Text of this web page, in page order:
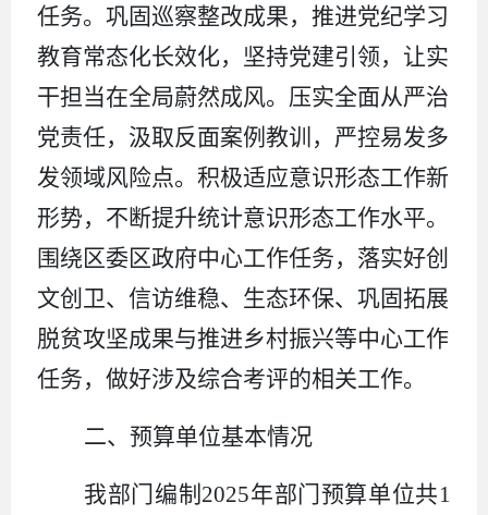
任务。巩固巡察整改成果，推进党纪学习
教育常态化长效化，坚持党建引领，让实
干担当在全局蔚然成风。压实全面从严治
党责任，汲取反面案例教训，严控易发多
发领域风险点。积极适应意识形态工作新
形势，不断提升统计意识形态工作水平。
围绕区委区政府中心工作任务，落实好创
文创卫、信访维稳、生态环保、巩固拓展
脱贫攻坚成果与推进乡村振兴等中心工作
任务，做好涉及综合考评的相关工作。
二、预算单位基本情况
我部门编制 2025年部门预算单位共1